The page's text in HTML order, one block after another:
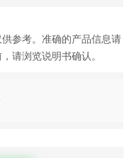
参考。准确的产品信息请
请浏览说明书确认。